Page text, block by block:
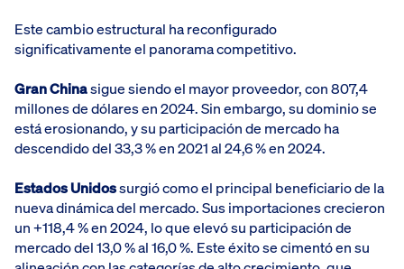
Este cambio estructural ha reconfigurado
significativamente el panorama competitivo.
Gran Chinasigue siendo el mayor proveedor, con 807,4
millones de dólares en 2024. Sin embargo, su dominio se
está erosionando, y su participación de mercado ha
descendido del 33,3 % en 2021 al 24,6 % en 2024.
Estados Unidossurgió como el principal beneficiario de la
nueva dinámica del mercado. Sus importaciones crecieron
un +118,4 % en 2024, lo que elevó su participación de
mercado del 13,0 % al 16,0 %. Este éxito se cimentó en su